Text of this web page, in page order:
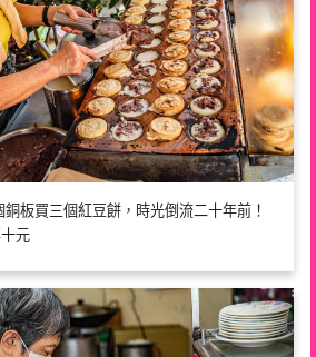
板買三個紅豆餅，時光倒流二十年前！
元